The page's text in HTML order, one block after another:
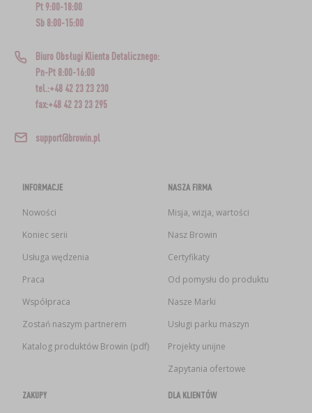
Pt 9:00-18:00
Sb 8:00-15:00
Biuro Obsługi Klienta Detalicznego:
Pn-Pt 8:00-16:00
tel.:+48 42 23 23 230
fax:+48 42 23 23 295
support@browin.pl
INFORMACJE
Nowości
Koniec serii
Usługa wędzenia
Praca
Współpraca
Zostań naszym partnerem
Katalog produktów Browin (pdf)
NASZA FIRMA
Misja, wizja, wartości
Nasz Browin
Certyfikaty
Od pomysłu do produktu
Nasze Marki
Usługi parku maszyn
Projekty unijne
Zapytania ofertowe
ZAKUPY DLA KLIENTÓW